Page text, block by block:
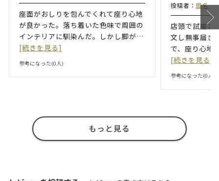
座面がおしりを包んでくれて座り心地
が良かった。落ち着いた色味で周囲の
インテリアに馴染んだ。しかし脚が…
[続きを見る]
参考になった(0人)
投稿者： 匿名
店頭で試座さ
文し無事届き
で、座り心地
[続きを見る]
参考になった(0人)
もっと見る